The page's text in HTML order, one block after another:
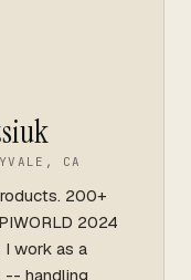
CA
200+
2024
I work as a
-- handling